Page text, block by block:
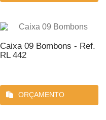
Caixa 09 Bombons - Ref.
RL 442
ORÇAMENTO